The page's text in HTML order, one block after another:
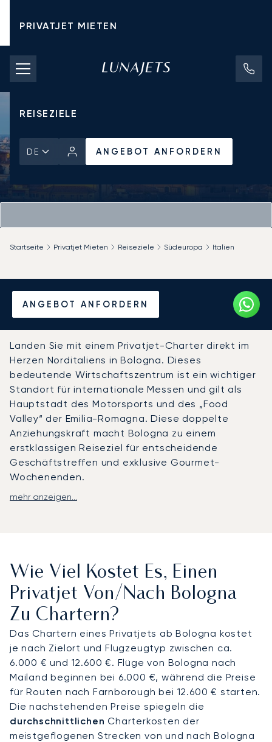
PRIVATJET MIETEN
CHARTERPREISE
PRIVATJETS
REISEZIELE
DE ANGEBOT ANFORDERN
ANGEBOT ANFORDERN
Startseite Privatjet Mieten Reiseziele Südeuropa Italien
Mieten Sie einen Privatjet
von/nach Bologna
Landen Sie mit einem Privatjet-Charter direkt im
Herzen Norditaliens in Bologna. Dieses
bedeutende Wirtschaftszentrum ist ein wichtiger
Standort für internationale Messen und gilt als
Hauptstadt des Motorsports und des „Food
Valley“ der Emilia-Romagna. Diese doppelte
Anziehungskraft macht Bologna zu einem
erstklassigen Reiseziel für entscheidende
Geschäftstreffen und exklusive Gourmet-
Wochenenden.
Wir organisieren jedes Detail Ihres Fluges nach
Ferrari und Lamborghini ankommen. Diese
sorgfältige Planung stellt sicher, dass bei Ihrer
diskreten Ankunft am Flughafen Bologna
Guglielmo Marconi ein schneller Transfer für Sie
bereitsteht.
Als erster ARGUS-zertifizierter Broker in Europa ist
unser Engagement für Sicherheit unabhängig
geprüft. Dies gibt Ihnen die Gewissheit, dass Ihr
Flug nach Bologna nach den strengsten
Sicherheits- und Qualitätsstandards der Branche
durchgeführt wird.
mehr anzeigen...
Wie Viel Kostet Es, Einen
Privatjet Von/nach Bologna
Zu Chartern?
Das Chartern eines Privatjets ab Bologna kostet
je nach Zielort und Flugzeugtyp zwischen ca.
6.000 € und 12.600 €. Flüge von Bologna nach
Mailand beginnen bei 6.000 €, während die Preise
für Routen nach Farnborough bei 12.600 € starten.
Die nachstehenden Preise spiegeln die
durchschnittlichen Charterkosten der
meistgeflogenen Strecken von und nach Bologna